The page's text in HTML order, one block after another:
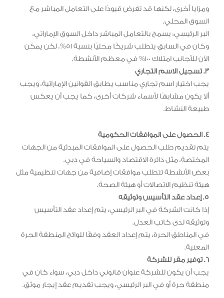
ومزايا أخرى، لكنها قد تفرض قيودًا على التعامل المباشر مع
السوق المحلي.
البر الرئيسي: يسمح بالتعامل المباشر داخل السوق الإماراتي،
وكان في السابق يتطلب شريكًا محليًا بنسبة 51%، لكن يمكن
الآن للأجانب امتلاك 100% في معظم الأنشطة.
3. تسجيل الاسم التجاري
يجب اختيار اسم تجاري مناسب يطابق القوانين الإماراتية، ويجب
ألا يكون مشابهًا لأسماء شركات أخرى، كما يجب أن يعكس
طبيعة النشاط.
4. الحصول على الموافقات الحكومية
يتم تقديم طلب الحصول على الموافقات المبدئية من الجهات
المختصة، مثل دائرة الاقتصاد والسياحة في دبي.
بعض الأنشطة تتطلب موافقات إضافية من جهات تنظيمية مثل
هيئة تنظيم الاتصالات أو هيئة الصحة.
5. إعداد عقد التأسيس وتوثيقه
إذا كانت الشركة في البر الرئيسي، يتم إعداد عقد التأسيس
وتوثيقه لدى كاتب العدل.
في المناطق الحرة، يتم إعداد العقد وفقًا للوائح المنطقة الحرة
المعنية.
6. توفير مقر للشركة
يجب أن يكون للشركة عنوان قانوني داخل دبي، سواء كان في
منطقة حرة أو في البر الرئيسي، ويجب تقديم عقد إيجار موثق.